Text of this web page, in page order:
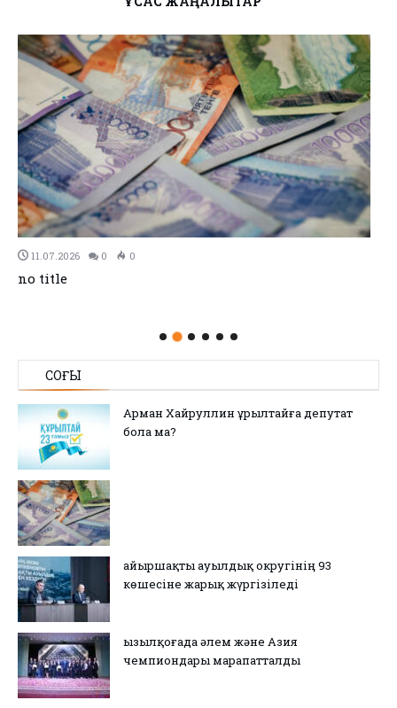
11.07.2026 0 0
no title
СОҢҒЫ
Арман Хайруллин Құрылтайға депутат
бола ма?
Қайыршақты ауылдық округінің 93
көшесіне жарық жүргізіледі
Қызылқоғада әлем және Азия
чемпиондары марапатталды